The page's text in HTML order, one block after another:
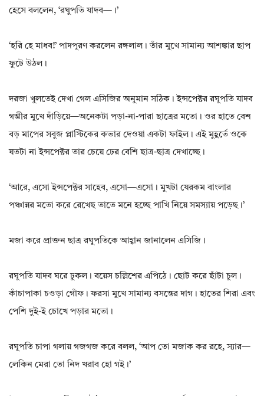
হেসে বললেন, ‘রঘুপতি যাদব—।’
‘হরি হে মাধব!’ পাদপূরণ করলেন রঙ্গলাল। তাঁর মুখে সামান্য আশঙ্কার ছাপ
ফুটে উঠল।
দরজা খুলতেই দেখা গেল এসিজির অনুমান সঠিক। ইন্সপেক্টর রঘুপতি যাদব
গম্ভীর মুখে দাঁড়িয়ে—অনেকটা পড়া-না-পারা ছাত্রের মতো। ওর হাতে বেশ
বড় মাপের সবুজ প্লাস্টিকের কভার দেওয়া একটা ফাইল। এই মুহূর্তে ওকে
যতটা না ইন্সপেক্টর তার চেয়ে ঢের বেশি ছাত্র-ছাত্র দেখাচ্ছে।
‘আরে, এসো ইন্সপেক্টর সাহেব, এসো—এসো। মুখটা যেরকম বাংলার
পঞ্চান্নর মতো করে রেখেছ তাতে মনে হচ্ছে পাখি নিয়ে সমস্যায় পড়েছ।’
মজা করে প্রাক্তন ছাত্র রঘুপতিকে আহ্বান জানালেন এসিজি।
রঘুপতি যাদব ঘরে ঢুকল। বয়েস চল্লিশের এপিঠে। ছোট করে ছাঁটা চুল।
কাঁচাপাকা চওড়া গোঁফ। ফরসা মুখে সামান্য বসন্তের দাগ। হাতের শিরা এবং
পেশি দুই-ই চোখে পড়ার মতো।
রঘুপতি চাপা গলায় গজগজ করে বলল, ‘আপ তো মজাক কর রহে, স্যার—
লেকিন মেরা তো নিদ খরাব হো গই।’